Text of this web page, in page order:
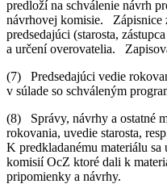
predloží na schválenie návrh
návrhovej komisie. Zápisnice
predsedajúci (starosta,
a určení overovatelia.
(7) Predsedajúci vedie
v súlade so schváleným
(8) Správy, návrhy a ostatné
rokovania, uvedie starosta,
K predkladanému materiálu sa
komisií OcZ ktoré dali k
pripomienky a návrhy.